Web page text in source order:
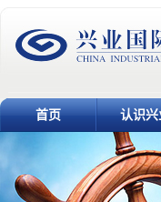
首页 认识兴